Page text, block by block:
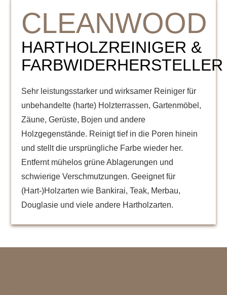
CLEANWOOD
HARTHOLZREINIGER &
FARBWIDERHERSTELLER
Sehr leistungsstarker und wirksamer Reiniger für
unbehandelte (harte) Holzterrassen, Gartenmöbel,
Zäune, Gerüste, Bojen und andere
Holzgegenstände. Reinigt tief in die Poren hinein
und stellt die ursprüngliche Farbe wieder her.
Entfernt mühelos grüne Ablagerungen und
schwierige Verschmutzungen. Geeignet für
(Hart-)Holzarten wie Bankirai, Teak, Merbau,
Douglasie und viele andere Hartholzarten.